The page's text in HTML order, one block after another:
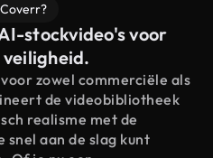
stockvideo's voor
zowel commerciële als
de videobibliotheek
realisme met de
aan de slag kunt